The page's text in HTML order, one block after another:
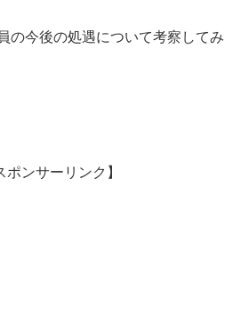
の今後の処遇について考察してみ
ポンサーリンク】